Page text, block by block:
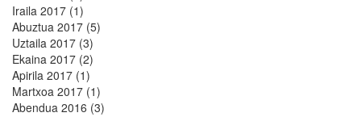
Iraila 2017 (1)
Abuztua 2017 (5)
Uztaila 2017 (3)
Ekaina 2017 (2)
Apirila 2017 (1)
Martxoa 2017 (1)
Abendua 2016 (3)